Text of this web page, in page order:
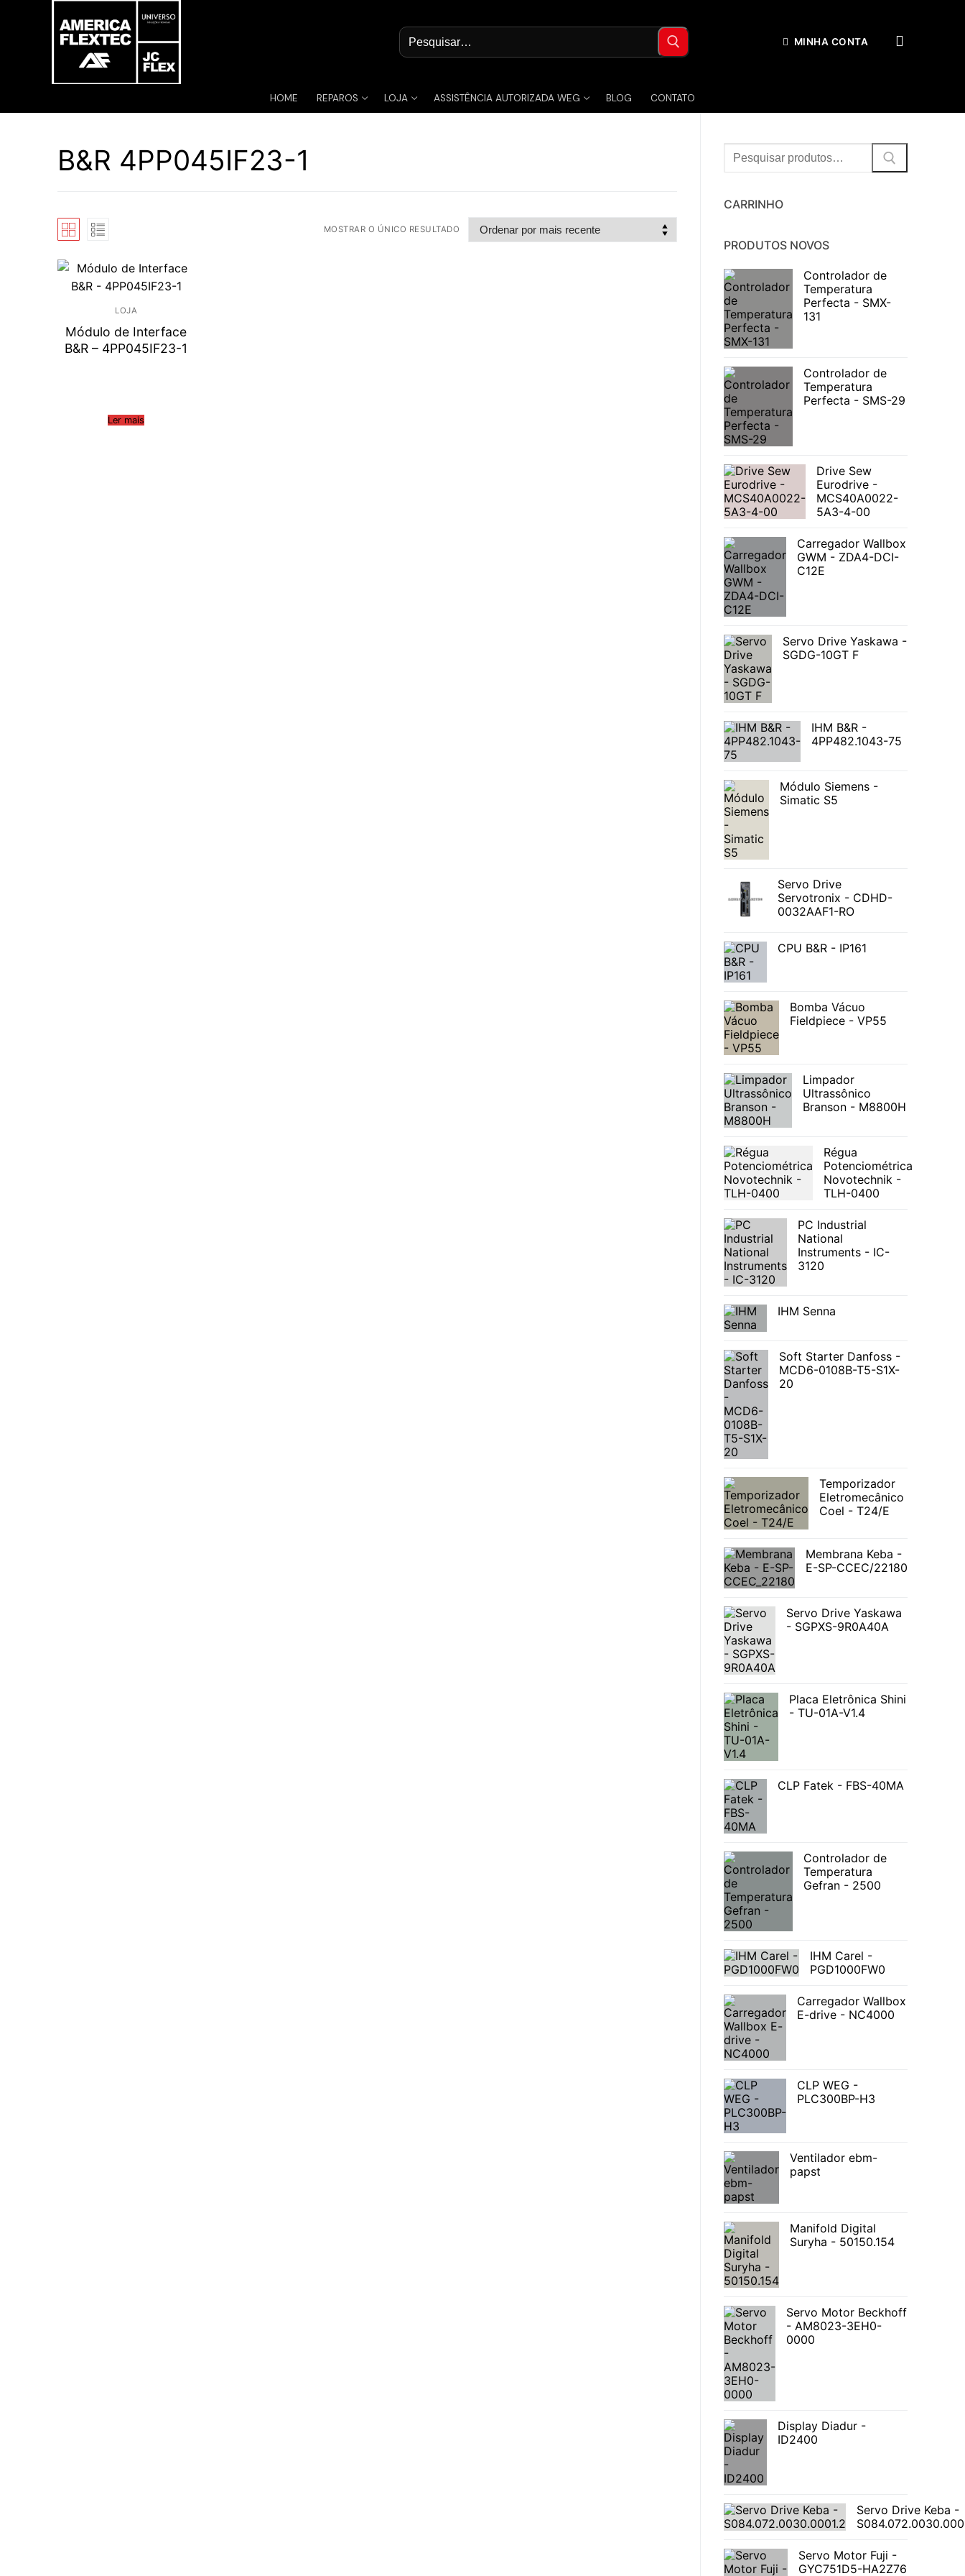
Pesquisar
por:
MINHA CONTA
HOME REPAROS LOJA ASSISTÊNCIA AUTORIZADA WEG BLOG CONTATO
B&R 4PP045IF23-1
MOSTRAR O ÚNICO RESULTADO
LOJA
Módulo de Interface
B&R – 4PP045IF23-1
Ler mais
Procurar:
CARRINHO
PRODUTOS NOVOS
Controlador de
Temperatura
Perfecta - SMX-
131
Controlador de
Temperatura
Perfecta - SMS-29
Drive Sew
Eurodrive -
MCS40A0022-
5A3-4-00
Carregador Wallbox
GWM - ZDA4-DCI-
C12E
Servo Drive Yaskawa -
SGDG-10GT F
IHM B&R -
4PP482.1043-75
Módulo Siemens -
Simatic S5
Servo Drive
Servotronix - CDHD-
0032AAF1-RO
CPU B&R - IP161
Bomba Vácuo
Fieldpiece - VP55
Limpador
Ultrassônico
Branson - M8800H
Régua
Potenciométrica
Novotechnik -
TLH-0400
PC Industrial
National
Instruments - IC-
3120
IHM Senna
Soft Starter Danfoss -
MCD6-0108B-T5-S1X-
20
Temporizador
Eletromecânico
Coel - T24/E
Membrana Keba -
E-SP-CCEC/22180
Servo Drive Yaskawa
- SGPXS-9R0A40A
Placa Eletrônica Shini
- TU-01A-V1.4
CLP Fatek - FBS-40MA
Controlador de
Temperatura
Gefran - 2500
IHM Carel -
PGD1000FW0
Carregador Wallbox
E-drive - NC4000
CLP WEG -
PLC300BP-H3
Ventilador ebm-
papst
Manifold Digital
Suryha - 50150.154
Servo Motor Beckhoff
- AM8023-3EH0-
0000
Display Diadur -
ID2400
Servo Drive Keba -
Servo Motor Fuji -
GYC751D5-HA2Z76